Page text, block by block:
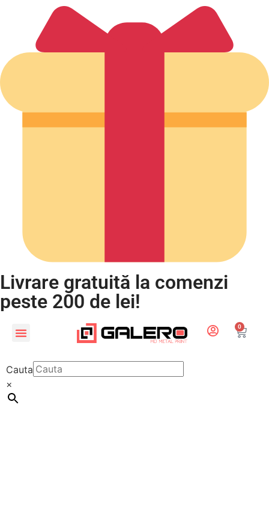
Livrare gratuită la comenzi
peste 200 de lei!
0
Cauta
×